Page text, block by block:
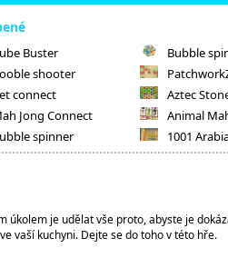
Buster
shooter
connect
Jong Connect
spinner
Bubble
Aztec
Animal
1001
úkolem je udělat vše proto, abyste je
vaší kuchyni. Dejte se do toho v této hře.